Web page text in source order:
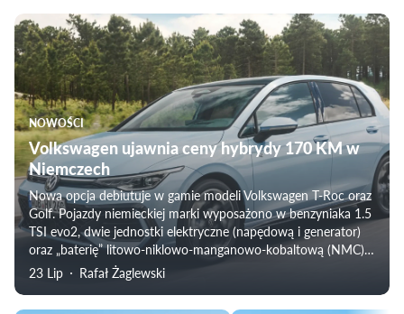
NOWOŚCI
Volkswagen ujawnia ceny hybrydy 170 KM w
Niemczech
Nowa opcja debiutuje w gamie modeli Volkswagen T-Roc oraz
Golf. Pojazdy niemieckiej marki wyposażono w benzyniaka 1.5
TSI evo2, dwie jednostki elektryczne (napędową i generator)
oraz „baterię” litowo-niklowo-manganowo-kobaltową (NMC) o
pojemności 1,6 kWh brutto. Poznaliśmy też pierwsze ceny.
23 Lip Rafał Żaglewski